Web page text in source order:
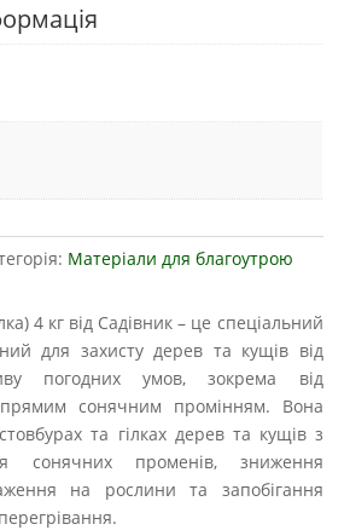
Матеріали для благоутрою
4 кг від Садівник – це спеціальний
для захисту дерев та кущів від
погодних умов, зокрема від
прямим сонячним промінням. Вона
та гілках дерев та кущів з
сонячних променів, зниження
на рослини та запобігання